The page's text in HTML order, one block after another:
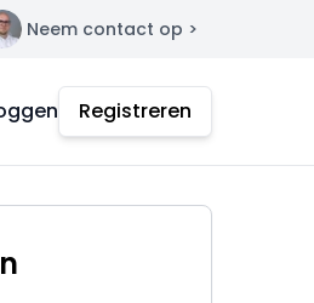
Neem contact op >
Registreren